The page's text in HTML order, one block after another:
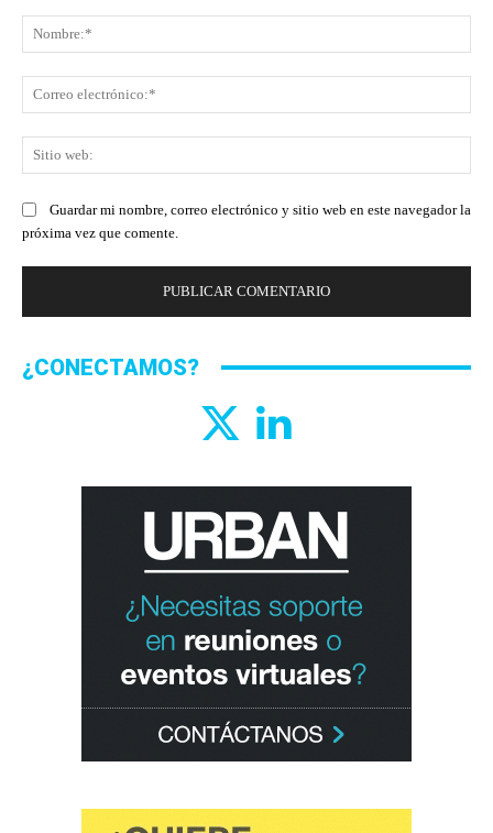
Guardar mi nombre, correo electrónico y sitio web en este navegador la
próxima vez que comente.
¿CONECTAMOS?